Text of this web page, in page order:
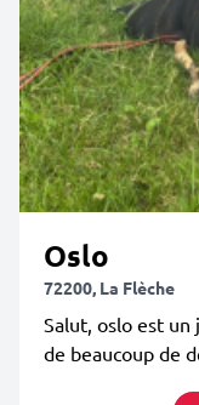
Oslo
72200, La Flèche
Salut, oslo est un
de beaucoup de